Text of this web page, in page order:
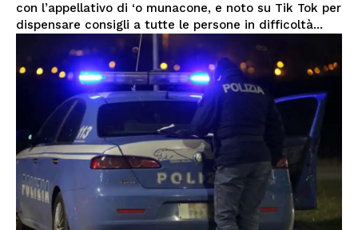
con l’appellativo di ‘o munacone, e noto su Tik Tok per
dispensare consigli a tutte le persone in difficoltà...